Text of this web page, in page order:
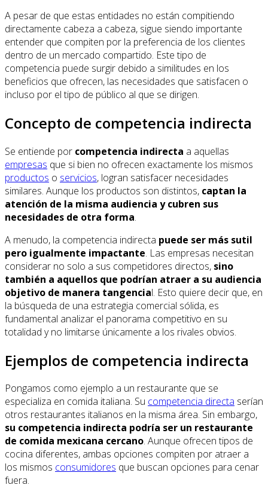
A pesar de que estas entidades no están compitiendo
directamente cabeza a cabeza, sigue siendo importante
entender que compiten por la preferencia de los clientes
dentro de un mercado compartido. Este tipo de
competencia puede surgir debido a similitudes en los
beneficios que ofrecen, las necesidades que satisfacen o
incluso por el tipo de público al que se dirigen.
Concepto de competencia indirecta
Se entiende por competencia indirecta a aquellas
empresas que si bien no ofrecen exactamente los mismos
productos o servicios, logran satisfacer necesidades
similares. Aunque los productos son distintos, captan la
atención de la misma audiencia y cubren sus
necesidades de otra forma.
A menudo, la competencia indirecta puede ser más sutil
pero igualmente impactante. Las empresas necesitan
considerar no solo a sus competidores directos, sino
también a aquellos que podrían atraer a su audiencia
objetivo de manera tangencial. Esto quiere decir que, en
la búsqueda de una estrategia comercial sólida, es
fundamental analizar el panorama competitivo en su
totalidad y no limitarse únicamente a los rivales obvios.
Ejemplos de competencia indirecta
Pongamos como ejemplo a un restaurante que se
especializa en comida italiana. Su competencia directa serían
otros restaurantes italianos en la misma área. Sin embargo,
su competencia indirecta podría ser un restaurante
de comida mexicana cercano. Aunque ofrecen tipos de
cocina diferentes, ambas opciones compiten por atraer a
los mismos consumidores que buscan opciones para cenar
fuera.